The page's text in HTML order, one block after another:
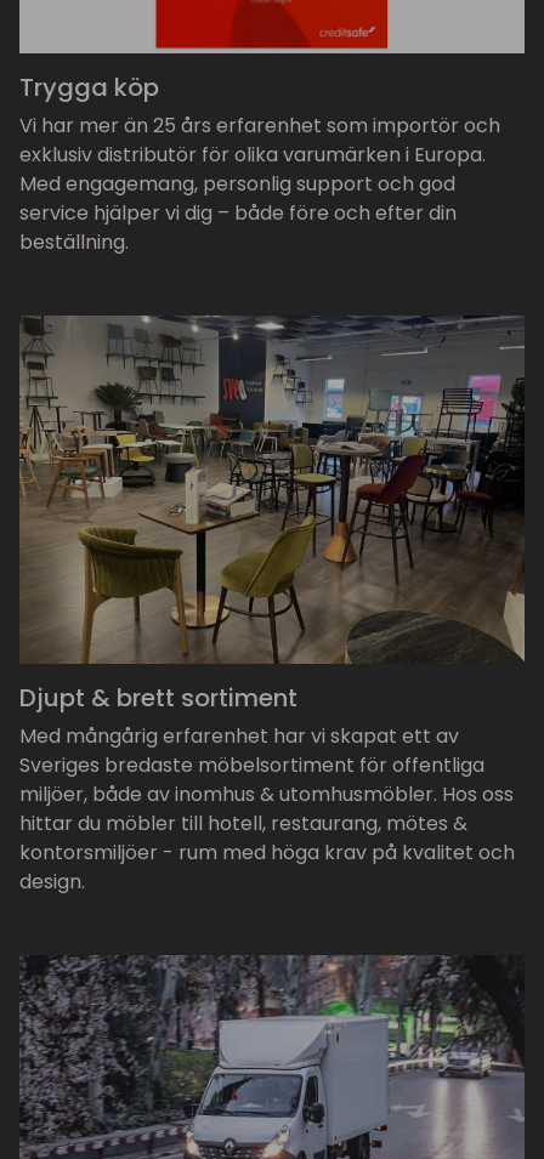
Trygga köp
Vi har mer än 25 års erfarenhet som importör och
exklusiv distributör för olika varumärken i Europa.
Med engagemang, personlig support och god
service hjälper vi dig – både före och efter din
beställning.
Djupt & brett sortiment
Med mångårig erfarenhet har vi skapat ett av
Sveriges bredaste möbelsortiment för offentliga
miljöer, både av inomhus & utomhusmöbler. Hos oss
hittar du möbler till hotell, restaurang, mötes &
kontorsmiljöer - rum med höga krav på kvalitet och
design.